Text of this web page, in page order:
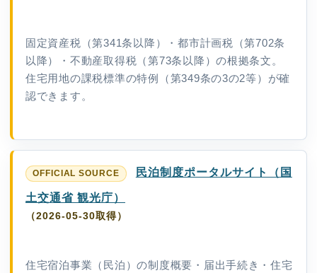
固定資産税（第341条以降）・都市計画税（第702条
以降）・不動産取得税（第73条以降）の根拠条文。
住宅用地の課税標準の特例（第349条の3の2等）が確
認できます。
民泊制度ポータルサイト（国
土交通省 観光庁）
（2026-05-30取得）
住宅宿泊事業（民泊）の制度概要・届出手続き・住宅